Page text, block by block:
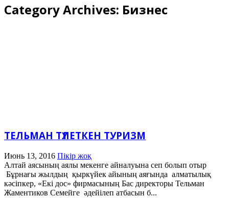
Category Archives: Бизнес
ТЕЛЬМАН ТҮЛЕТКЕН ТУРИЗМ
Июнь 13, 2016 Пікір жоқ
Алтай аясының аялы мекенге айналуына сеп болып отыр
Бұрнағы жылдың қыркүйек айының аяғында алматылық
кәсіпкер, «Екі дос» фирмасының Бас директоры Тельман
Жаментиков Семейге әдейілеп атбасын б...